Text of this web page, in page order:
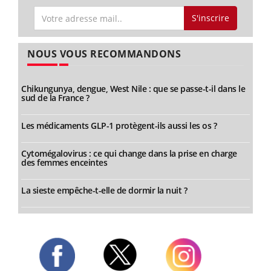
S'inscrire
NOUS VOUS RECOMMANDONS
Chikungunya, dengue, West Nile : que se passe-t-il dans le
sud de la France ?
Les médicaments GLP-1 protègent-ils aussi les os ?
Cytomégalovirus : ce qui change dans la prise en charge
des femmes enceintes
La sieste empêche-t-elle de dormir la nuit ?